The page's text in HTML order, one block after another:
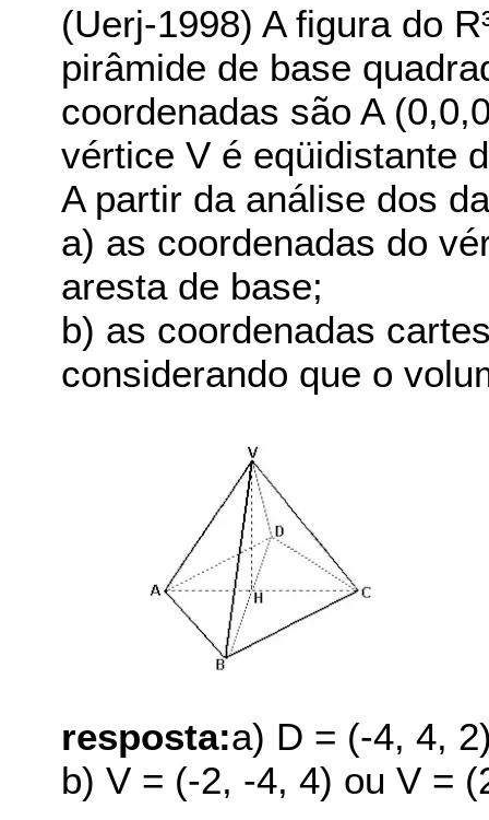
(Uerj-1998) A figura do
pirâmide de base
coordenadas são A
vértice V é eqüidistante
A partir da análise dos
a) as coordenadas do
aresta de base;
b) as coordenadas
considerando que o
resposta:a) D = (-4, 4,
b) V = (-2, -4, 4) ou V =